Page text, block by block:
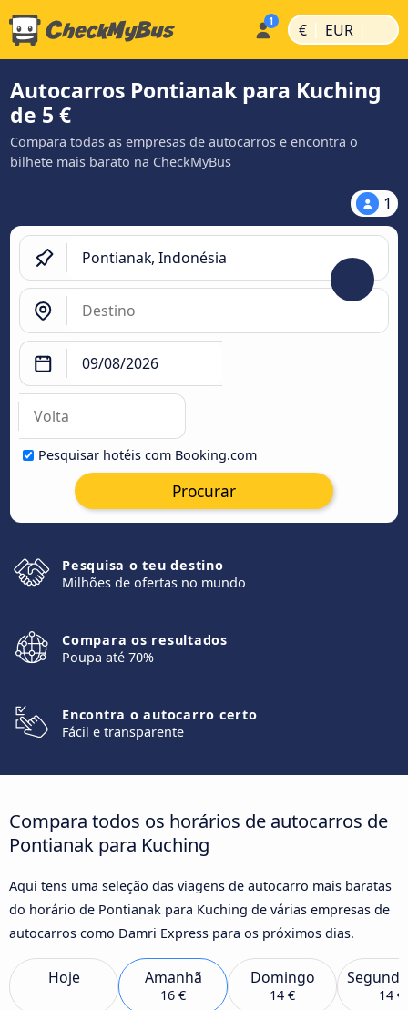
€ | EUR |
Autocarros Pontianak para Kuching
de 5 €
Compara todas as empresas de autocarros e encontra o
bilhete mais barato na CheckMyBus
1
Pesquisar hotéis com Booking.com
Procurar
Pesquisa o teu destino
Milhões de ofertas no mundo
Compara os resultados
Poupa até 70%
Encontra o autocarro certo
Fácil e transparente
Compara todos os horários de autocarros de
Pontianak para Kuching
Aqui tens uma seleção das viagens de autocarro mais baratas
do horário de Pontianak para Kuching de várias empresas de
autocarros como Damri Express para os próximos dias.
Hoje Amanhã
16 €
Domingo
14 € 14 €